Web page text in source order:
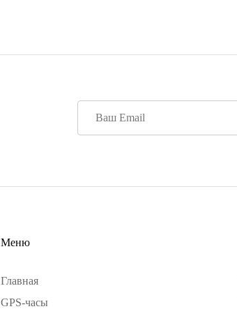
Меню
Главная
GPS-часы